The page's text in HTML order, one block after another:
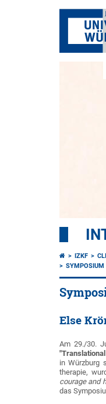
IZKF
SYMPOSIUM
Else
Am 29./30.
in Würzburg
therapie,
courage and
das